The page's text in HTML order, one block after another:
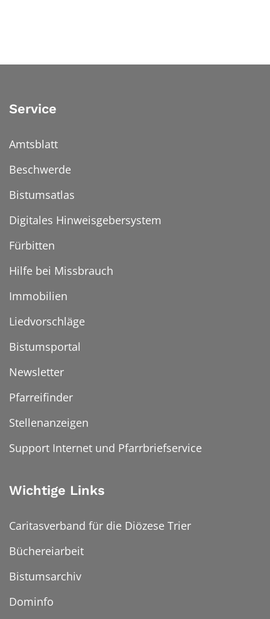
Service
Amtsblatt
Beschwerde
Bistumsatlas
Digitales Hinweisgebersystem
Fürbitten
Hilfe bei Missbrauch
Immobilien
Liedvorschläge
Bistumsportal
Newsletter
Pfarreifinder
Stellenanzeigen
Support Internet und Pfarrbriefservice
Wichtige Links
Caritasverband für die Diözese Trier
Büchereiarbeit
Bistumsarchiv
Dominfo